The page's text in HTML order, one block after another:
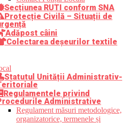
Secțiunea RUTI conform SNA
Protecție Civilă – Situații de
Adăpost câini
Colectarea deșeurilor textile
Statutul Unității Administrativ-
Regulamentele privind
Administrative
Regulament măsuri metodologice,
organizatorice, termenele și